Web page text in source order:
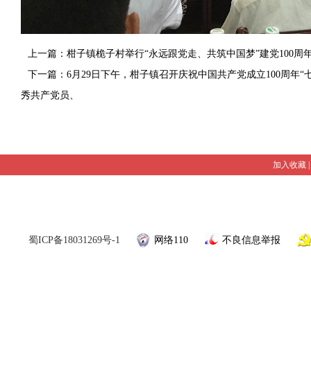
上一篇：柑子镇桅子村举行“永远跟党走、共筑中国梦”建党100周
下一篇：6月29日下午，柑子镇召开庆祝中国共产党成立100周年
秀共产党员、
加入收藏
蜀ICP备18031269号-1 网络110 不良信息举报